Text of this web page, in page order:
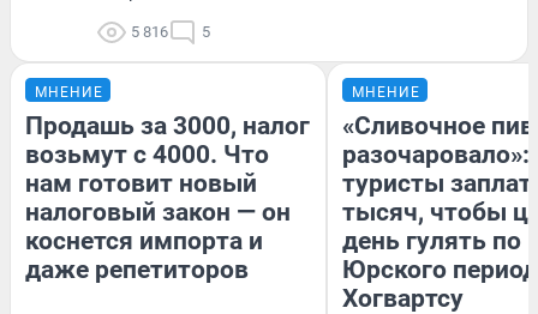
5 816 5
МНЕНИЕ
Продашь за 3000, налог
возьмут с 4000. Что
нам готовит новый
налоговый закон — он
коснется импорта и
даже репетиторов
МНЕНИЕ
«Сливочное
разочаровало»:
туристы
тысяч, чтобы
день гулять по
Юрского
Хогвартсу